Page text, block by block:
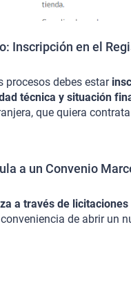
Inscripción en el
procesos debes estar
técnica y situación
que quiera
a un Convenio
a través de
de abrir un